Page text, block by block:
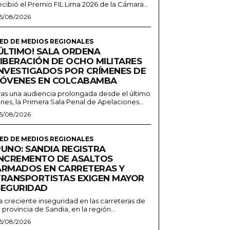
el Premio FIL Lima 2026 de la Cámara...
08/2026
DE MEDIOS REGIONALES
SALA ORDENA
DE OCHO MILITARES
POR CRÍMENES DE
EN COLCABAMBA
una audiencia prolongada desde el último
la Primera Sala Penal de Apelaciones...
08/2026
DE MEDIOS REGIONALES
SANDIA REGISTRA
DE ASALTOS
EN CARRETERAS Y
EXIGEN MAYOR
creciente inseguridad en las carreteras de
provincia de Sandia, en la región...
08/2026